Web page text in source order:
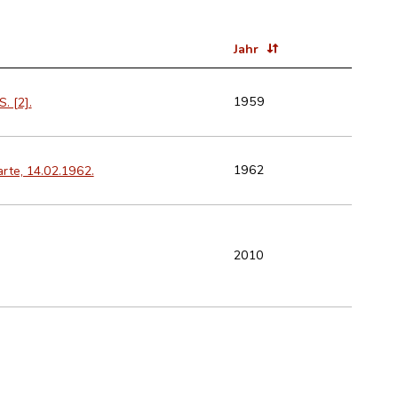
Jahr
[2]. 1959
14.02.1962. 1962
2010